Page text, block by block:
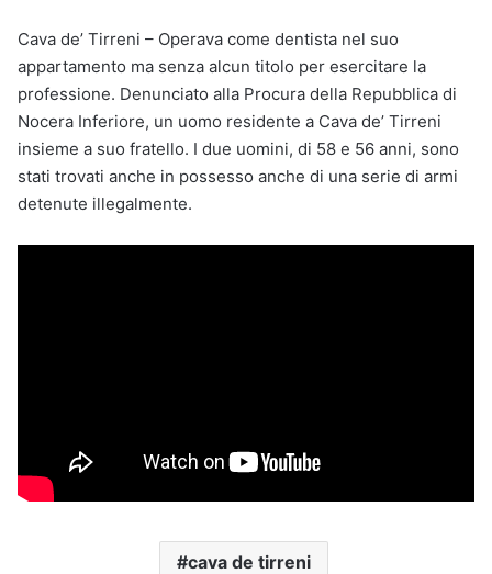
Cava de’ Tirreni – Operava come dentista nel suo
appartamento ma senza alcun titolo per esercitare la
professione. Denunciato alla Procura della Repubblica di
Nocera Inferiore, un uomo residente a Cava de’ Tirreni
insieme a suo fratello. I due uomini, di 58 e 56 anni, sono
stati trovati anche in possesso anche di una serie di armi
detenute illegalmente.
cava de tirreni